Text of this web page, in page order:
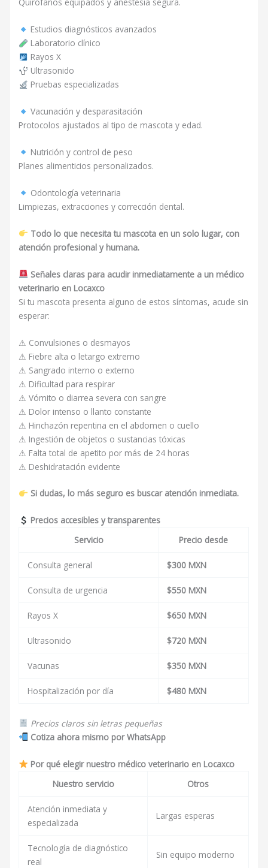
Quirófanos equipados y anestesia segura.
Estudios diagnósticos avanzados
Laboratorio clínico
Rayos X
Ultrasonido
Pruebas especializadas
Vacunación y desparasitación
Protocolos ajustados al tipo de mascota y edad.
Nutrición y control de peso
Planes alimenticios personalizados.
Odontología veterinaria
Limpiezas, extracciones y corrección dental.
Todo lo que necesita tu mascota en un solo lugar, con
atención profesional y humana.
Señales claras para acudir inmediatamente a un médico
veterinario en Locaxco
Si tu mascota presenta alguno de estos síntomas, acude sin
esperar:
⚠ Convulsiones o desmayos
⚠ Fiebre alta o letargo extremo
⚠ Sangrado interno o externo
⚠ Dificultad para respirar
⚠ Vómito o diarrea severa con sangre
⚠ Dolor intenso o llanto constante
⚠ Hinchazón repentina en el abdomen o cuello
⚠ Ingestión de objetos o sustancias tóxicas
⚠ Falta total de apetito por más de 24 horas
⚠ Deshidratación evidente
Si dudas, lo más seguro es buscar atención inmediata.
Precios accesibles y transparentes
Servicio
Precio desde
Consulta general $300 MXN
Consulta de urgencia $550 MXN
Rayos X $650 MXN
Ultrasonido $720 MXN
Vacunas $350 MXN
Hospitalización por día $480 MXN
Precios claros sin letras pequeñas
Cotiza ahora mismo por WhatsApp
Por qué elegir nuestro médico veterinario en Locaxco
Nuestro servicio
Otros
Atención inmediata y
especializada
Largas esperas
Tecnología de diagnóstico
real
Sin equipo moderno